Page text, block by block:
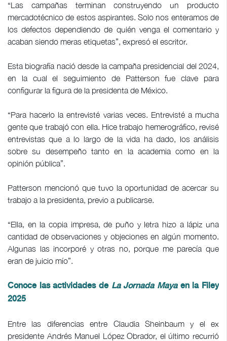
“Las campañas terminan construyendo un producto
mercadotécnico de estos aspirantes. Solo nos enteramos de
los defectos dependiendo de quién venga el comentario y
acaban siendo meras etiquetas”, expresó el escritor.
Esta biografía nació desde la campaña presidencial del 2024,
en la cual el seguimiento de Patterson fue clave para
configurar la figura de la presidenta de México.
“Para hacerlo la entrevisté varias veces. Entrevisté a mucha
gente que trabajó con ella. Hice trabajo hemerográfico, revisé
entrevistas que a lo largo de la vida ha dado, los análisis
sobre su desempeño tanto en la academia como en la
opinión pública”.
Patterson mencionó que tuvo la oportunidad de acercar su
trabajo a la presidenta, previo a publicarse.
“Ella, en la copia impresa, de puño y letra hizo a lápiz una
cantidad de observaciones y objeciones en algún momento.
Algunas las incorporé y otras no, porque me parecía que
eran de juicio mío”.
Conoce las actividades de La Jornada Maya en la Filey
2025
Entre las diferencias entre Claudia Sheinbaum y el ex
presidente Andrés Manuel López Obrador, el último recurrió